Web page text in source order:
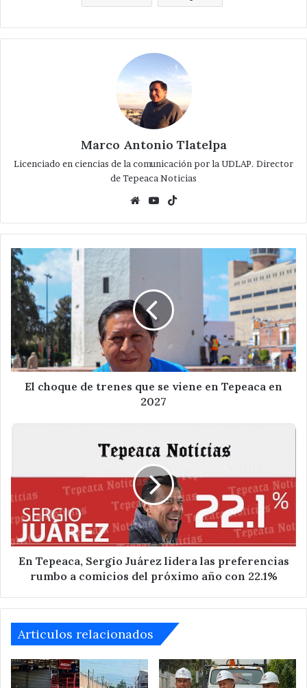
Marco Antonio Tlatelpa
Licenciado en ciencias de la comunicación por la UDLAP. Director
de Tepeaca Noticias
WebsiteYouTube
El
choque
de
trenes
que
se
viene
en
Tepeaca
El choque de trenes que se viene en Tepeaca en
2027
las
preferencias
a
comicios
22.1%
En Tepeaca, Sergio Juárez lidera las preferencias
rumbo a comicios del próximo año con 22.1%
Articulos relacionados